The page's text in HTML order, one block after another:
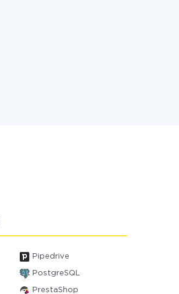
Pipedrive
PostgreSQL
PrestaShop